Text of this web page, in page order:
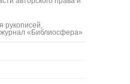
рукописей,
«Библиосфера»